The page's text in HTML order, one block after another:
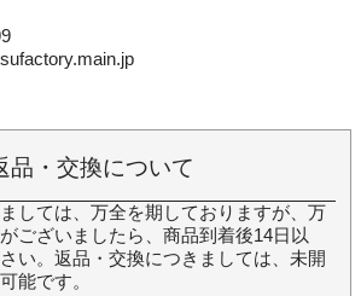
品・交換について
しては、万全を期しておりますが、万
ございましたら、商品到着後14日以
い。返品・交換につきましては、未開
能です。